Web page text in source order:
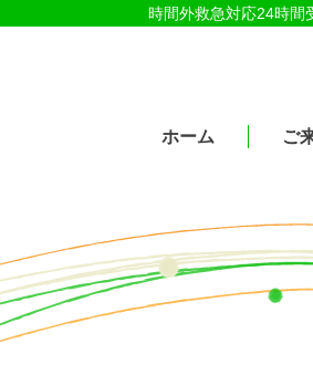
時間外救急対応24時間
ホーム ご